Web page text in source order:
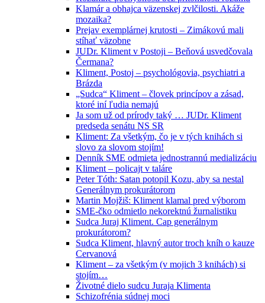
Klamár a obhajca väzenskej zvlčilosti. Akáže
mozaika?
Prejav exemplárnej krutosti – Zimákovú mali
stíhať väzobne
JUDr. Kliment v Postoji – Beňová usvedčovala
Čermana?
Kliment, Postoj – psychológovia, psychiatri a
Brázda
„Sudca“ Kliment – človek princípov a zásad,
ktoré iní ľudia nemajú
Ja som už od prírody taký … JUDr. Kliment
predseda senátu NS SR
Kliment: Za všetkým, čo je v tých knihách si
slovo za slovom stojím!
Denník SME odmieta jednostrannú medializáciu
Kliment – policajt v taláre
Peter Tóth: Satan potopil Kozu, aby sa nestal
Generálnym prokurátorom
Martin Mojžiš: Kliment klamal pred výborom
SME-čko odmietlo nekorektnú žurnalistiku
Sudca Juraj Kliment. Cap generálnym
prokurátorom?
Sudca Kliment, hlavný autor troch kníh o kauze
Cervanová
Kliment – za všetkým (v mojich 3 knihách) si
stojím…
Životné dielo sudcu Juraja Klimenta
Schizofrénia súdnej moci